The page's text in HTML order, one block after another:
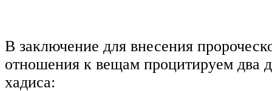
В заключение для внесения
отношения к вещам процитируем два
хадиса: